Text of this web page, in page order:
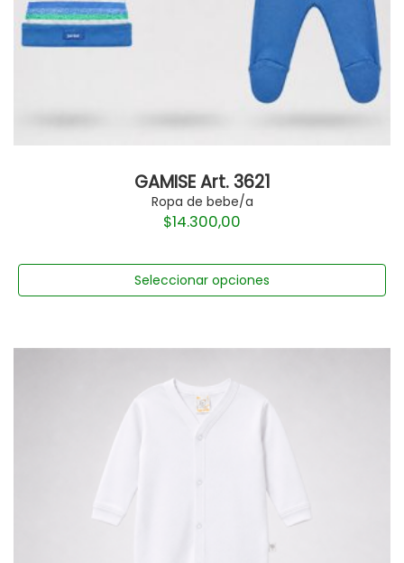
GAMISE Art. 3621
Ropa de bebe/a
$14.300,00
Seleccionar opciones